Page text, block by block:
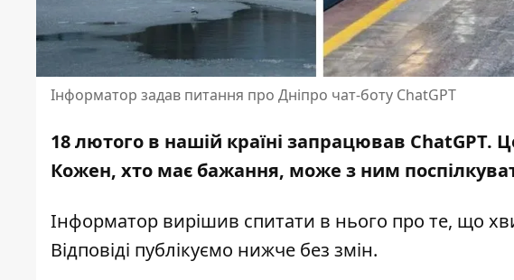
Інформатор задав питання про Дніпро чат-боту ChatGPT
18 лютого в нашій країні запрацював ChatGPT.
Кожен, хто має бажання, може з ним
Інформатор вирішив спитати в нього про те, що
Відповіді публікуємо нижче без змін.